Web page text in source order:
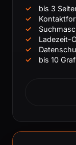
bis 3
Ladezeit-
bis 10